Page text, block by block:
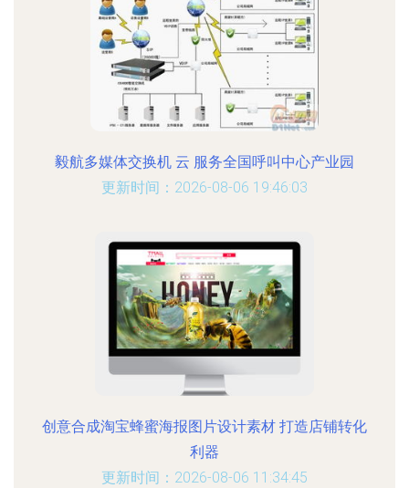
毅航多媒体交换机 云 服务全国呼叫中心产业园
更新时间：2026-08-06 19:46:03
创意合成淘宝蜂蜜海报图片设计素材 打造店铺转化
利器
更新时间：2026-08-06 11:34:45